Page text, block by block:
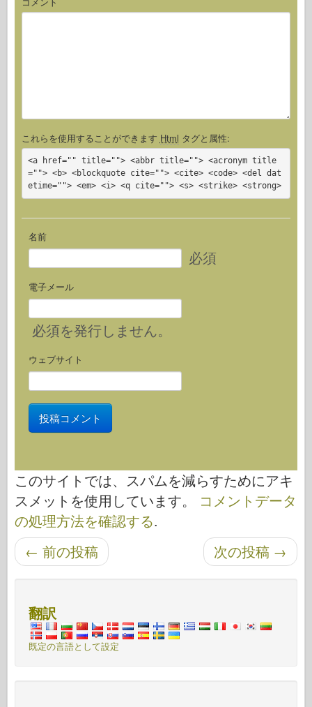
これらを使用することができます Html タグと属性:
<a href="" title=""> <abbr title=""> <acronym title
=""> <b> <blockquote cite=""> <cite> <code> <del dat
etime=""> <em> <i> <q cite=""> <s> <strike> <strong>
名前
必須
電子メール
必須を発行しません。
ウェブサイト
このサイトでは、スパムを減らすためにアキ
スメットを使用しています。
コメントデータ
の処理方法を確認する.
投稿ナビゲーション 次の投稿 →
← 前の投稿
翻訳
既定の言語として設定